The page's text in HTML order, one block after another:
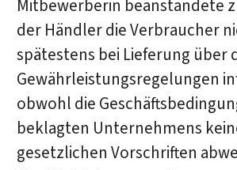
Mitbewerberin beanstandete
der Händler die Verbraucher
spätestens bei Lieferung über
Gewährleistungsregelungen
obwohl die
beklagten Unternehmens
gesetzlichen Vorschriften